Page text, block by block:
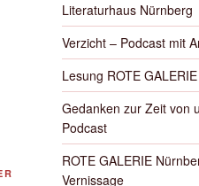
Nächster
Literaturhaus Nürnberg
Verzicht – Podcast mit
Lesung ROTE
Gedanken zur Zeit von
Podcast
ROTE GALERIE
Vernissage